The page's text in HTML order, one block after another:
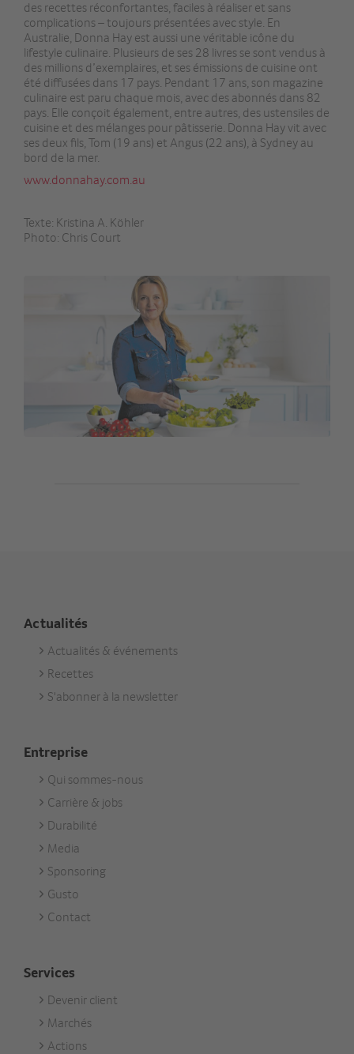
des recettes réconfortantes, faciles à réaliser et sans
complications – toujours présentées avec style. En
Australie, Donna Hay est aussi une véritable icône du
lifestyle culinaire. Plusieurs de ses 28 livres se sont vendus à
des millions d’exemplaires, et ses émissions de cuisine ont
été diffusées dans 17 pays. Pendant 17 ans, son magazine
culinaire est paru chaque mois, avec des abonnés dans 82
pays. Elle conçoit également, entre autres, des ustensiles de
cuisine et des mélanges pour pâtisserie. Donna Hay vit avec
ses deux fils, Tom (19 ans) et Angus (22 ans), à Sydney au
bord de la mer.
www.donnahay.com.au
Texte: Kristina A. Köhler
Photo: Chris Court
Actualités
Footer
Aktuell
Actualités & événements
Recettes
S'abonner à la newsletter
Entreprise
Footer
Unternehmen
Qui sommes-nous
Carrière & jobs
Durabilité
Media
Sponsoring
Gusto
Contact
Services
Footer
Services
Devenir client
Marchés
Actions